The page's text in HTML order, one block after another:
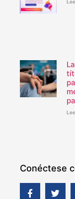
Conéctese